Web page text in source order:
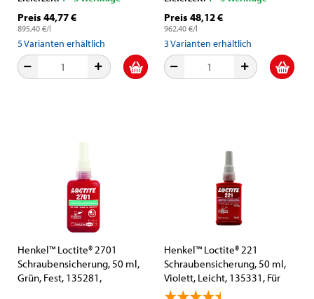
Preis 44,77 €
895,40 €/l
5Varianten erhältlich
Preis 48,12 €
962,40 €/l
3Varianten erhältlich
Henkel™ Loctite® 2701
Schraubensicherung, 50 ml,
Grün, Fest, 135281,
Henkel™ Loctite® 221
Schraubensicherung, 50 ml,
Violett, Leicht, 135331, Für
kleine Gewinde